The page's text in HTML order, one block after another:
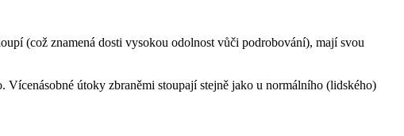
(což znamená dosti vysokou odolnost vůči podrobování), mají svou
útoky zbraněmi stoupají stejně jako u normálního (lidského)